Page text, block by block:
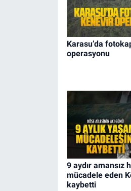
Karasu’da
operasyonu
9 aydır amansız
mücadele eden
kaybetti